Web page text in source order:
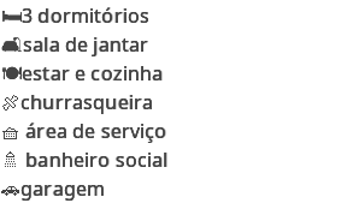
🛏3 dormitórios
🛋️sala de jantar
🍽️estar e cozinha
🍖churrasqueira
🧺 área de serviço
🚿 banheiro social
🚗garagem